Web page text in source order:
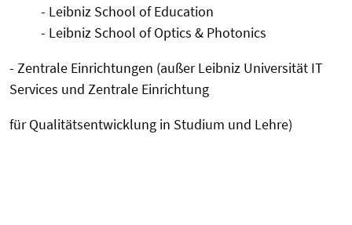
- Leibniz School of Education
- Leibniz School of Optics & Photonics­­­
- Zentrale Einrichtungen (außer Leibniz Universität IT
Services und Zentrale Einrichtung
für Qualitätsentwicklung in Studium und Lehre)